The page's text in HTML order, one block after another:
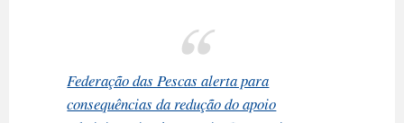
Federação das Pescas alerta para
consequências da redução do apoio